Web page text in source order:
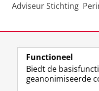
Adviseur Stichting
Laatst gewijzigd: 09
Functioneel
Biedt de
geanonimiseerde